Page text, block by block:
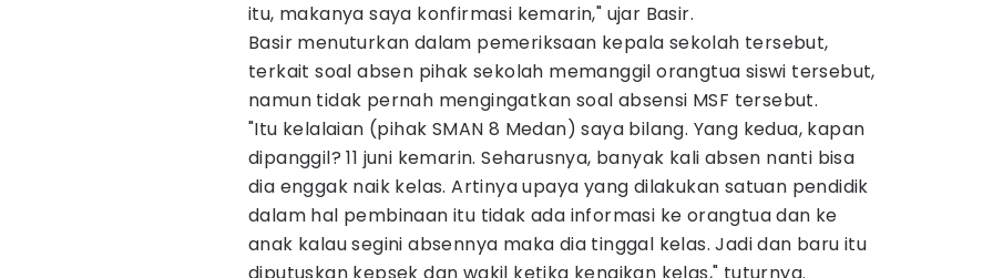
itu, makanya saya konfirmasi kemarin," ujar Basir.
Basir menuturkan dalam pemeriksaan kepala sekolah tersebut,
terkait soal absen pihak sekolah memanggil orangtua siswi tersebut,
namun tidak pernah mengingatkan soal absensi MSF tersebut.
"Itu kelalaian (pihak SMAN 8 Medan) saya bilang. Yang kedua, kapan
dipanggil? 11 juni kemarin. Seharusnya, banyak kali absen nanti bisa
dia enggak naik kelas. Artinya upaya yang dilakukan satuan pendidik
dalam hal pembinaan itu tidak ada informasi ke orangtua dan ke
anak kalau segini absennya maka dia tinggal kelas. Jadi dan baru itu